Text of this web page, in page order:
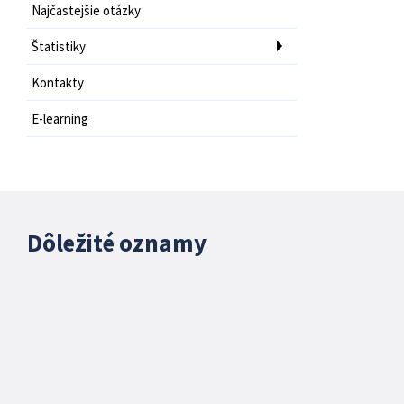
Najčastejšie otázky
Štatistiky
Kontakty
E-learning
Dôležité oznamy